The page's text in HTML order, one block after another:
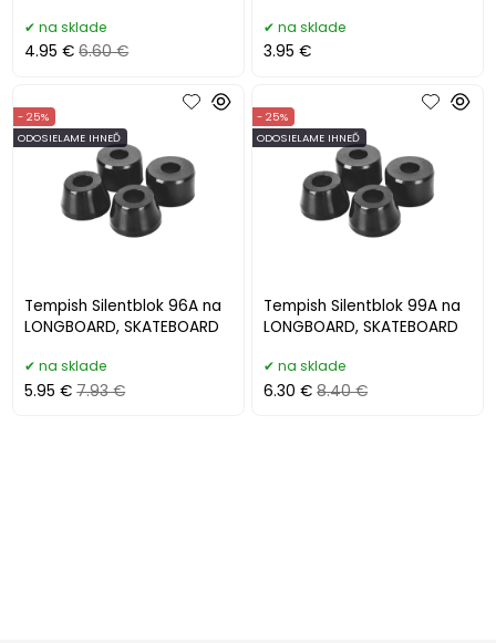
na sklade
4.95 € 6.60 €
na sklade
3.95 €
Tempish Silentblok 96A na
LONGBOARD, SKATEBOARD
- 25%
ODOSIELAME IHNEĎ
na sklade
5.95 € 7.93 €
Tempish Silentblok 99A na
LONGBOARD, SKATEBOARD
- 25%
ODOSIELAME IHNEĎ
na sklade
6.30 € 8.40 €